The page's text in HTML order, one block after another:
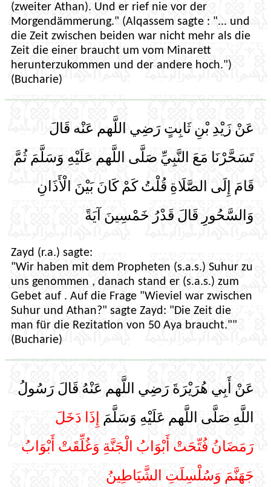
(zweiter Athan). Und er rief nie vor der
Morgendämmerung." (Alqassem sagte : "... und
die Zeit zwischen beiden war nicht mehr als die
Zeit die einer braucht um vom Minarett
herunterzukommen und der andere hoch.")
(Bucharie)
عَنْ زَيْدِ بْنِ ثَابِتٍ رَضِي اللَّهم عَنْه قَالَ
تَسَحَّرْنَا مَعَ النَّبِيِّ صَلَّى اللَّهم عَلَيْهِ وَسَلَّمَ ثُمَّ
قَامَ إِلَى الصَّلَاةِ قُلْتُ كَمْ كَانَ بَيْنَ الْأَذَانِ
وَالسَّحُورِ قَالَ قَدْرُ خَمْسِينَ آيَةً
Zayd (r.a.) sagte:
"Wir haben mit dem Propheten (s.a.s.) Suhur zu
uns genommen , danach stand er (s.a.s.) zum
Gebet auf . Auf die Frage "Wieviel war zwischen
Suhur und Athan?" sagte Zayd: "Die Zeit die
man für die Rezitation von 50 Aya braucht.""
(Bucharie)
عَنْ أَبِي هُرَيْرَةَ رَضِي اللَّهم عَنْهُ قَالَ رَسُولُ
اللَّهِ صَلَّى اللَّهم عَلَيْهِ وَسَلَّمَ إِذَا دَخَلَ
رَمَضَانُ فُتِّحَتْ أَبْوَابُ الْجَنَّةِ وَغُلِّقَتْ أَبْوَابُ
جَهَنَّمَ وَسُلْسِلَتِ الشَّيَاطِينُ